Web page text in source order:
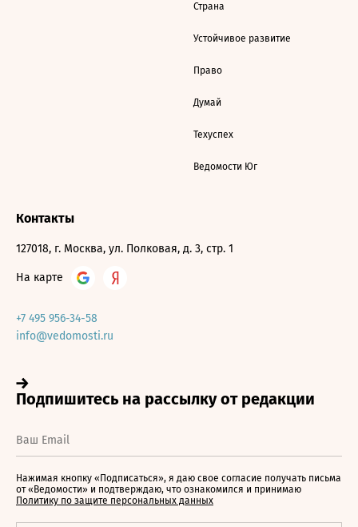
Страна
Устойчивое развитие
Право
Думай
Техуспех
Ведомости Юг
Контакты
127018, г. Москва, ул. Полковая, д. 3, стр. 1
На карте
+7 495 956-34-58
info@vedomosti.ru
Нажимая кнопку «Подписаться», я даю свое согласие получать письма
от «Ведомости» и подтверждаю, что ознакомился и принимаю
Политику по защите персональных данных